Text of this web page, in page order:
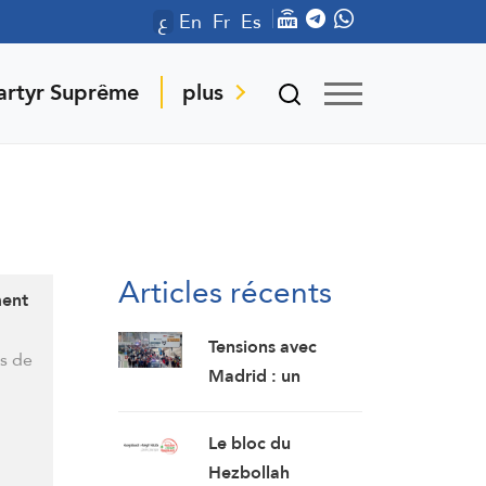
ع En Fr Es
Suprême plus
de
Articles récents
Tensions avec
Madrid : un
Congrès considère
Ceuta et Melilla
Le bloc du
Hezbollah